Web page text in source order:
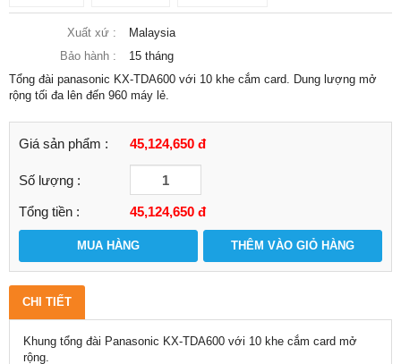
Xuất xứ :
Malaysia
Bảo hành :
15 tháng
Tổng đài panasonic KX-TDA600 với 10 khe cắm card. Dung lượng mở
rộng tối đa lên đến 960 máy lẻ.
Giá sản phẩm : 45,124,650 đ
Số lượng :
Tổng tiền : 45,124,650 đ
MUA HÀNG THÊM VÀO GIỎ HÀNG
CHI TIẾT
Khung tổng đài Panasonic KX-TDA600 với 10 khe cắm card mở
rộng.